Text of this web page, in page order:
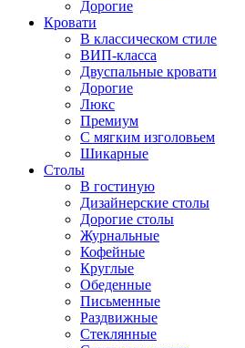
Дорогие
Кровати
В классическом стиле
ВИП-класса
Двуспальные кровати
Дорогие
Люкс
Премиум
С мягким изголовьем
Шикарные
Столы
В гостиную
Дизайнерские столы
Дорогие столы
Журнальные
Кофейные
Круглые
Обеденные
Письменные
Раздвижные
Стеклянные